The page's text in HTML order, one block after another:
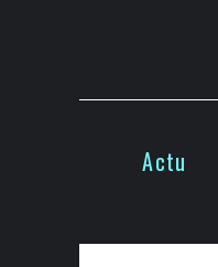
Actu